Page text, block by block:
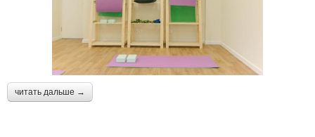
читать дальше →